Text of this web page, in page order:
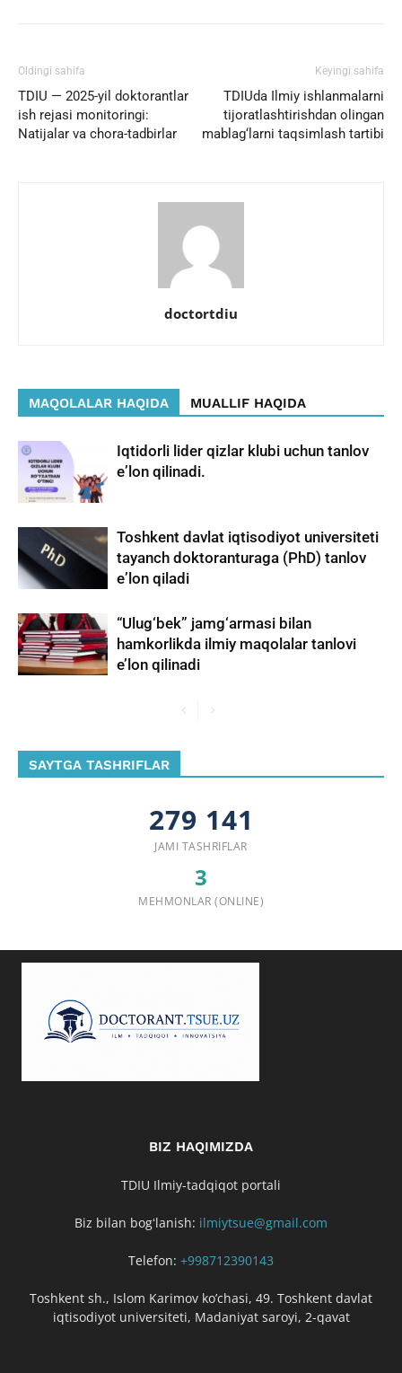
Oldingi sahifa
TDIU — 2025-yil doktorantlar
ish rejasi monitoringi:
Natijalar va chora-tadbirlar
Keyingi sahifa
TDIUda Ilmiy ishlanmalarni
tijoratlashtirishdan olingan
mablag‘larni taqsimlash tartibi
doctortdiu
MAQOLALAR HAQIDA MUALLIF HAQIDA
Iqtidorli lider qizlar klubi uchun tanlov
eʼlon qilinadi.
Toshkent davlat iqtisodiyot universiteti
tayanch doktoranturaga (PhD) tanlov
eʼlon qiladi
“Ulug‘bek” jamg‘armasi bilan
hamkorlikda ilmiy maqolalar tanlovi
e’lon qilinadi
SAYTGA TASHRIFLAR
279 141
JAMI TASHRIFLAR
3
MEHMONLAR (ONLINE)
BIZ HAQIMIZDA
TDIU Ilmiy-tadqiqot portali
Biz bilan bogʻlanish: ilmiytsue@gmail.com
Telefon: +998712390143
Toshkent sh., Islom Karimov ko’chasi, 49. Toshkent davlat
iqtisodiyot universiteti, Madaniyat saroyi, 2-qavat